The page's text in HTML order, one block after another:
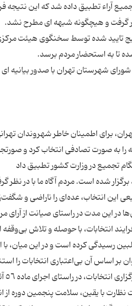
آراء تطبیق داده شد که این نتیجه
تایید شده توسط سخنگوی هیئت
برای اطمینان خاطر شهروندان
آرای شعب، ۵۰۰ شعبه را به صورت تصادفی
برگزار شده است. مردم آگاه ما با در
این انتخاب، عده‌ای را ناراضی و
انتخابات، با حوصله و تلاش
رسیدگی کرده است و در این میان، با
با یقین، سلامت پنجمین دوره از